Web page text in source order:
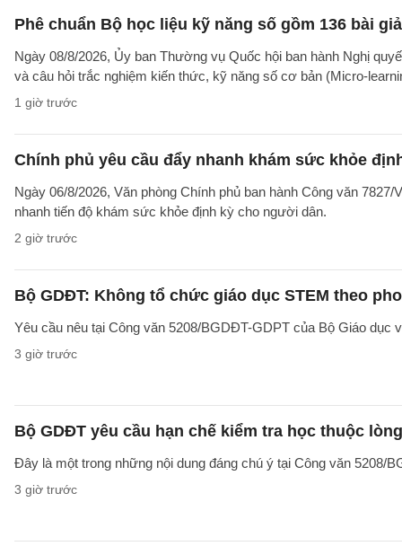
Phê chuẩn Bộ học liệu kỹ năng số gồm 136 bài
Ngày 08/8/2026, Ủy ban Thường vụ Quốc hội ban hành Nghị
và câu hỏi trắc nghiệm kiến thức, kỹ năng số cơ bản (Micro-
1 giờ trước
Chính phủ yêu cầu đẩy nhanh khám sức khỏe
Ngày 06/8/2026, Văn phòng Chính phủ ban hành Công văn
nhanh tiến độ khám sức khỏe định kỳ cho người dân.
2 giờ trước
Bộ GDĐT: Không tổ chức giáo dục STEM theo
Yêu cầu nêu tại Công văn 5208/BGDĐT-GDPT của Bộ Giáo
3 giờ trước
Bộ GDĐT yêu cầu hạn chế kiểm tra học thuộc
Đây là một trong những nội dung đáng chú ý tại Công văn 5208/
3 giờ trước